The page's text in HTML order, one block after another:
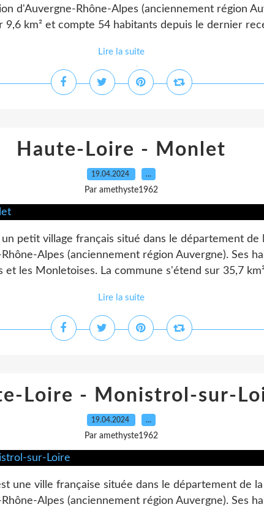
d'Auvergne-Rhône-Alpes (anciennement région
9,6 km² et compte 54 habitants depuis le dernier
Lire la suite
Haute-Loire - Monlet
19.04.2024 …
Par amethyste1962
petit village français situé dans le département de
Alpes (anciennement région Auvergne). Ses
et les Monletoises. La commune s'étend sur 35,7
Lire la suite
Loire - Monistrol-sur-
19.04.2024 …
Par amethyste1962
une ville française située dans le département de
Alpes (anciennement région Auvergne). Ses